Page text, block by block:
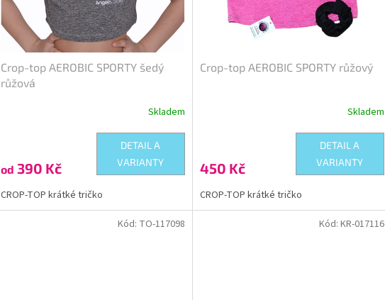
Crop-top AEROBIC SPORTY šedý
růžová
Skladem
od 390 Kč
DETAIL A
VARIANTY
CROP-TOP krátké tričko
Crop-top AEROBIC SPORTY růžový
5,0
5
hvězdiček.
Skladem
450 Kč
DETAIL A
VARIANTY
CROP-TOP krátké tričko
Kód: TO-117098 Kód: KR-017116